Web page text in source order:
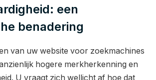
een
benadering
van uw website voor zoekmachines
hogere merkherkenning en
U vraagt zich wellicht af hoe dat